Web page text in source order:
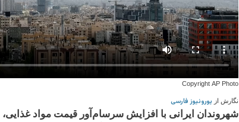
Copyright AP Photo
نگارش از یورونیوز فارسی
شهروندان ایرانی با افزایش سرسام‌آور قیمت مواد غذایی،